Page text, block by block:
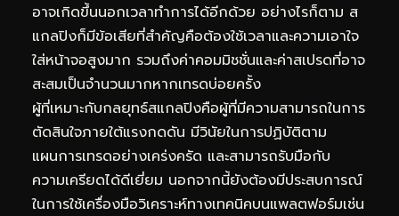
อาจเกิดขึ้นนอกเวลาทำการได้อีกด้วย อย่างไรก็ตาม ส
แกลปิงก็มีข้อเสียที่สำคัญคือต้องใช้เวลาและความเอาใจ
ใส่หน้าจอสูงมาก รวมถึงค่าคอมมิชชั่นและค่าสเปรดที่อาจ
สะสมเป็นจำนวนมากหากเทรดบ่อยครั้ง
ผู้ที่เหมาะกับกลยุทธ์สแกลปิงคือผู้ที่มีความสามารถในการ
ตัดสินใจภายใต้แรงกดดัน มีวินัยในการปฏิบัติตาม
แผนการเทรดอย่างเคร่งครัด และสามารถรับมือกับ
ความเครียดได้ดีเยี่ยม นอกจากนี้ยังต้องมีประสบการณ์
ในการใช้เครื่องมือวิเคราะห์ทางเทคนิคบนแพลตฟอร์มเช่น